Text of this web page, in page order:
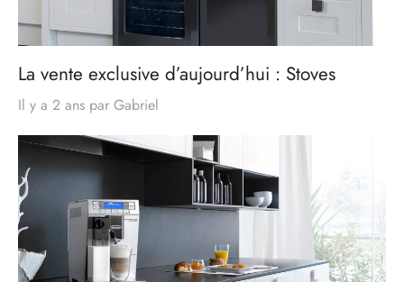
La vente exclusive d’aujourd’hui : Stoves
Il y a 2 ans par Gabriel